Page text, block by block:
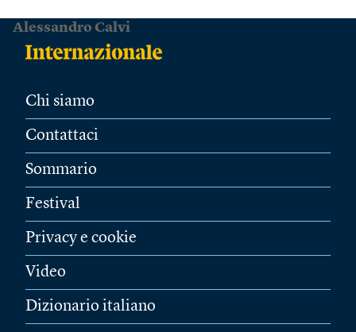
Alessandro Calvi
Chi siamo
Contattaci
Sommario
Festival
Privacy e cookie
Video
Dizionario italiano